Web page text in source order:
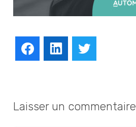
FacebookLinkedIn
Laisser un commentaire